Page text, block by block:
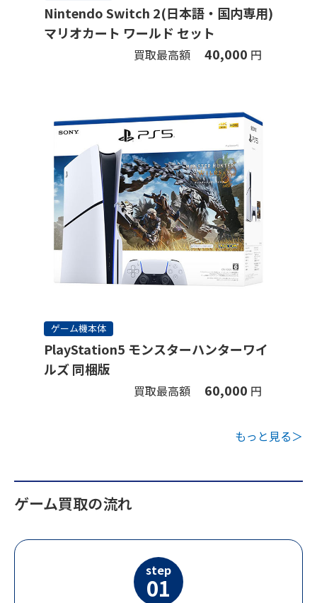
Nintendo Switch 2(日本語・国内専用)
マリオカート ワールド セット
買取最高額 40,000 円
ゲーム機本体
PlayStation5 モンスターハンターワイ
ルズ 同梱版
買取最高額 60,000 円
もっと見る＞
ゲーム買取の流れ
step
01